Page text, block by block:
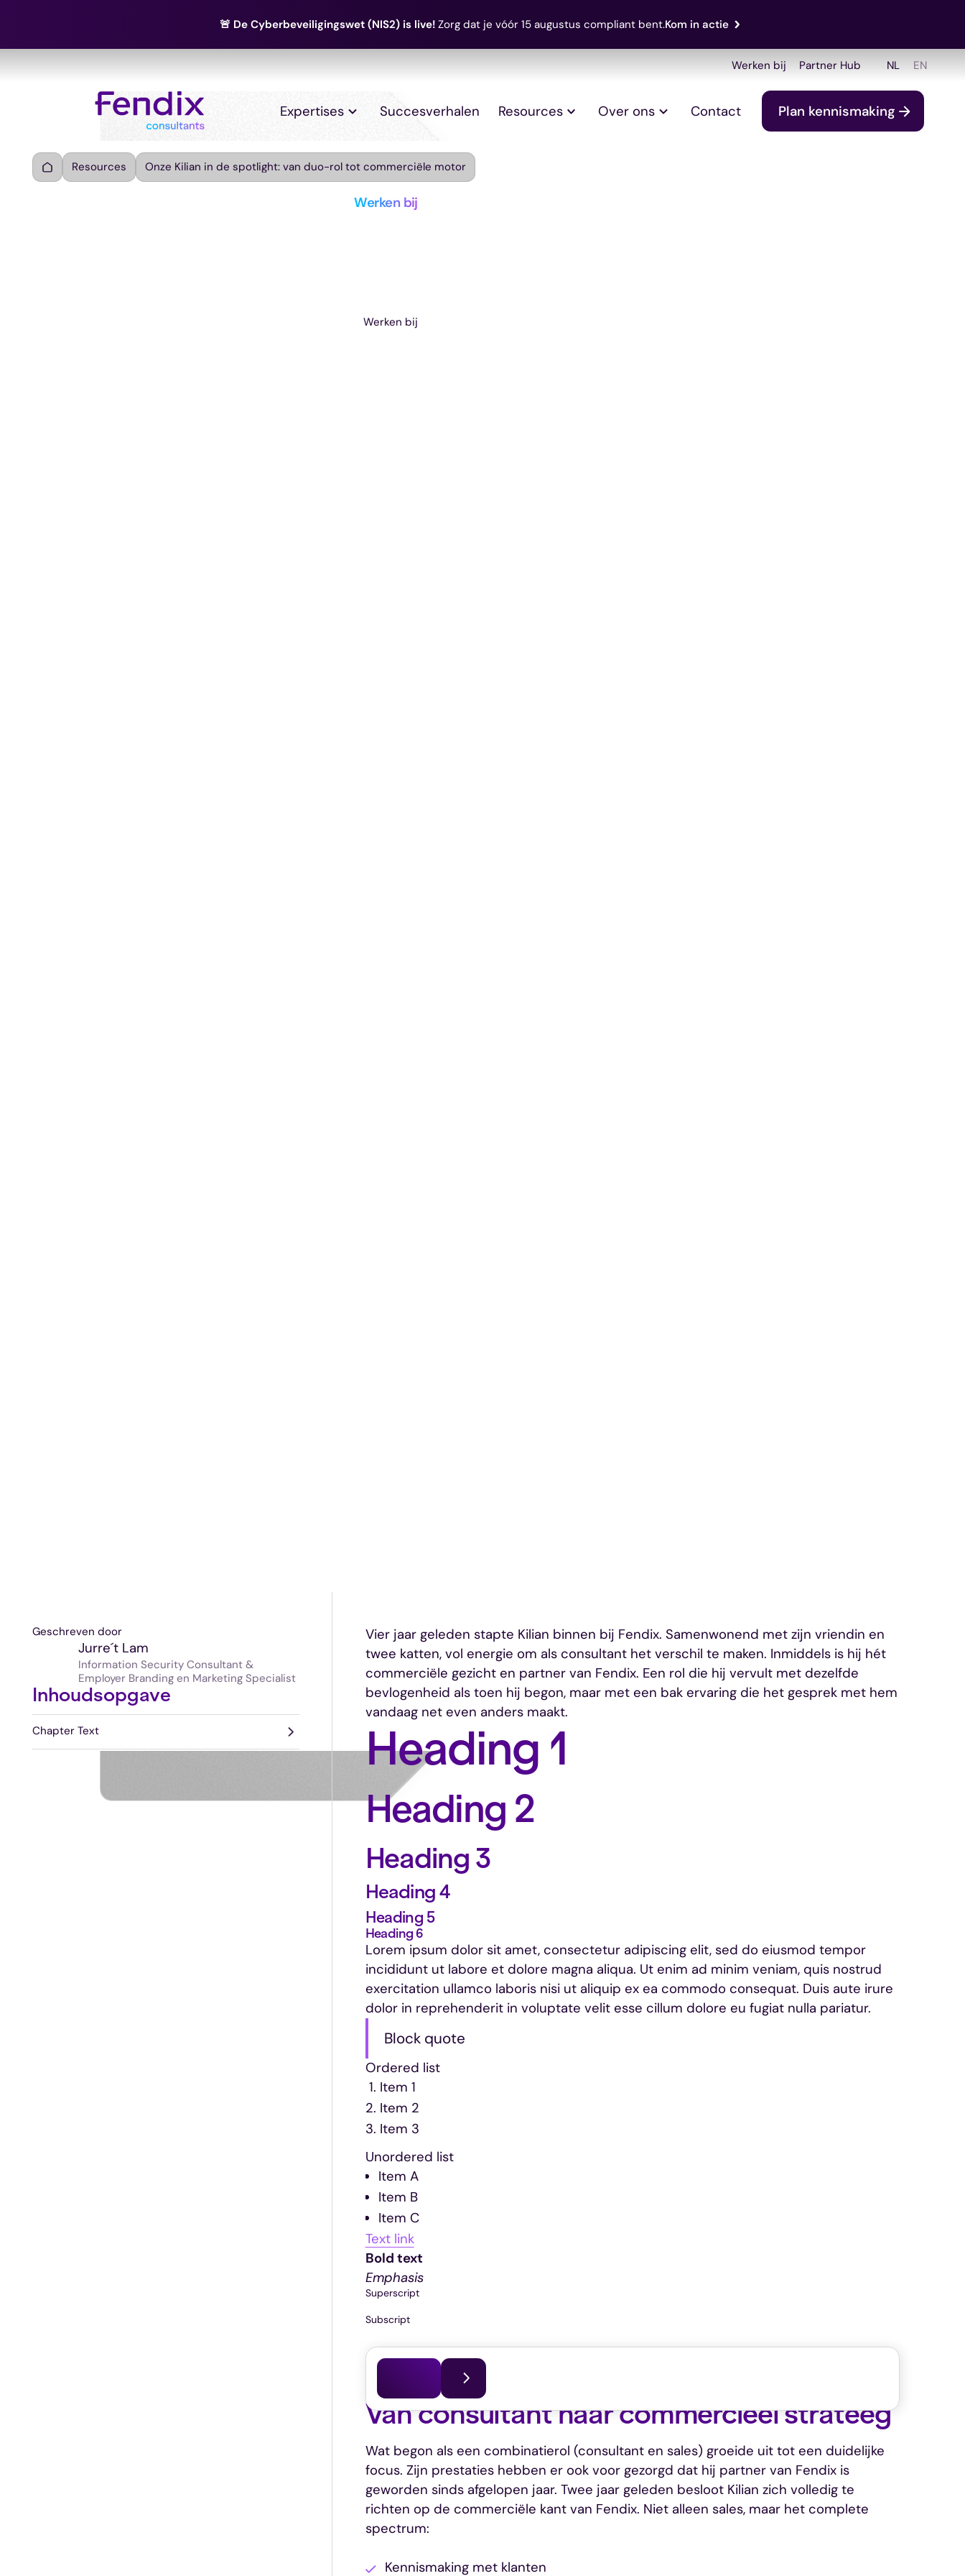
🚨 De Cyberbeveiligingswet (NIS2) is live! Zorg dat je vóór 15 augustus compliant bent.Kom in actie
Werken bij Partner Hub NL EN
Expertises Succesverhalen Resources Over ons Contact Plan kennismaking
Resources Onze Kilian in de spotlight: van duo-rol tot commerciële motor
Werken bij
Werken bij
Geschreven door
Jurre´t Lam
Information Security Consultant &
Employer Branding en Marketing Specialist
Inhoudsopgave
Chapter Text
Vier jaar geleden stapte Kilian binnen bij Fendix. Samenwonend met zijn vriendin en
twee katten, vol energie om als consultant het verschil te maken. Inmiddels is hij hét
commerciële gezicht en partner van Fendix. Een rol die hij vervult met dezelfde
bevlogenheid als toen hij begon, maar met een bak ervaring die het gesprek met hem
vandaag net even anders maakt.
Heading 1
Heading 2
Heading 3
Heading 4
Heading 5
Heading 6
Lorem ipsum dolor sit amet, consectetur adipiscing elit, sed do eiusmod tempor
incididunt ut labore et dolore magna aliqua. Ut enim ad minim veniam, quis nostrud
exercitation ullamco laboris nisi ut aliquip ex ea commodo consequat. Duis aute irure
dolor in reprehenderit in voluptate velit esse cillum dolore eu fugiat nulla pariatur.
Block quote
Ordered list
Item 1
Item 2
Item 3
Unordered list
Item A
Item B
Item C
Text link
Bold text
Emphasis
Superscript
Subscript
Dit artikel is voor het laatst bijgewerkt op
Van consultant naar commercieel strateeg
Wat begon als een combinatierol (consultant en sales) groeide uit tot een duidelijke
focus. Zijn prestaties hebben er ook voor gezorgd dat hij partner van Fendix is
geworden sinds afgelopen jaar. Twee jaar geleden besloot Kilian zich volledig te
richten op de commerciële kant van Fendix. Niet alleen sales, maar het complete
spectrum:
Kennismaking met klanten